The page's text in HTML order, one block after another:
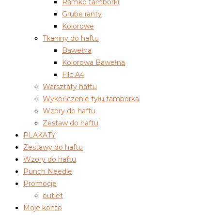
Ramko tamborki
Grube ranty
Kolorowe
Tkaniny do haftu
Bawełna
Kolorowa Bawełna
Filc A4
Warsztaty haftu
Wykończenie tyłu tamborka
Wzory do haftu
Zestaw do haftu
PLAKATY
Zestawy do haftu
Wzory do haftu
Punch Needle
Promocje
outlet
Moje konto